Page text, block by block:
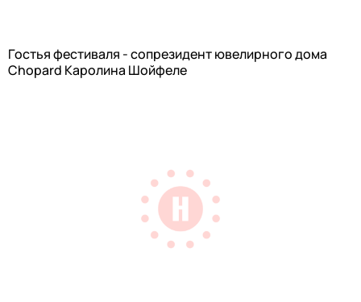
Гостья фестиваля - сопрезидент ювелирного дома
Chopard Каролина Шойфеле